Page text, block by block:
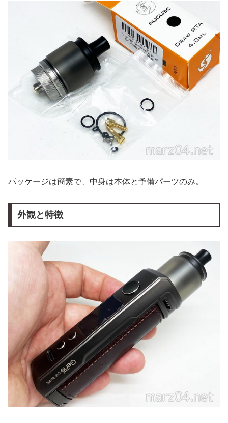
パッケージは簡素で、中身は本体と予備パーツのみ。
外観と特徴